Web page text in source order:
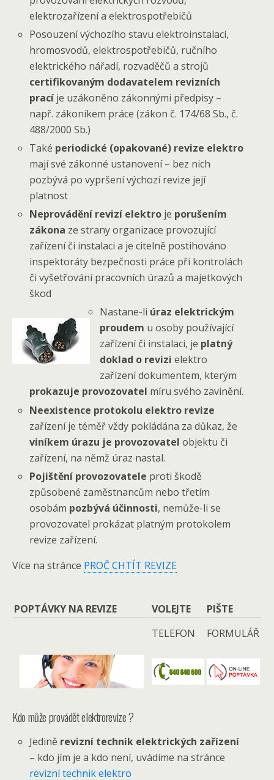
elektrozařízení a elektrospotřebičů
Posouzení výchozího stavu elektroinstalací,
hromosvodů, elektrospotřebičů, ručního
elektrického nářadí, rozvaděčů a strojů
certifikovaným dodavatelem revizních
prací je uzákoněno zákonnými předpisy –
např. zákoníkem práce (zákon č. 174/68 Sb., č.
488/2000 Sb.)
Také periodické (opakované) revize elektro
mají své zákonné ustanovení – bez nich
pozbývá po vypršení výchozí revize její
platnost
Neprovádění revizí elektro je porušením
zákona ze strany organizace provozující
zařízení či instalaci a je citelně postihováno
inspektoráty bezpečnosti práce při kontrolách
či vyšetřování pracovních úrazů a majetkových
škod
Nastane-li úraz elektrickým
proudem u osoby používající
zařízení či instalaci, je platný
doklad o revizi elektro
zařízení dokumentem, kterým
prokazuje provozovatel míru svého zavinění.
Neexistence protokolu elektro revize
zařízení je téměř vždy pokládána za důkaz, že
viníkem úrazu je provozovatel objektu či
zařízení, na němž úraz nastal.
Pojištění provozovatele proti škodě
způsobené zaměstnancům nebo třetím
osobám pozbývá účinnosti, nemůže-li se
provozovatel prokázat platným protokolem
revize zařízení.
Více na stránce PROČ CHTÍT REVIZE
POPTÁVKY NA REVIZE VOLEJTE
PIŠTE
TELEFON
FORMULÁŘ
Kdo může provádět elektrorevize ?
Jedině revizní technik elektrických zařízení
– kdo jím je a kdo není, uvádíme na stránce
revizní technik elektro